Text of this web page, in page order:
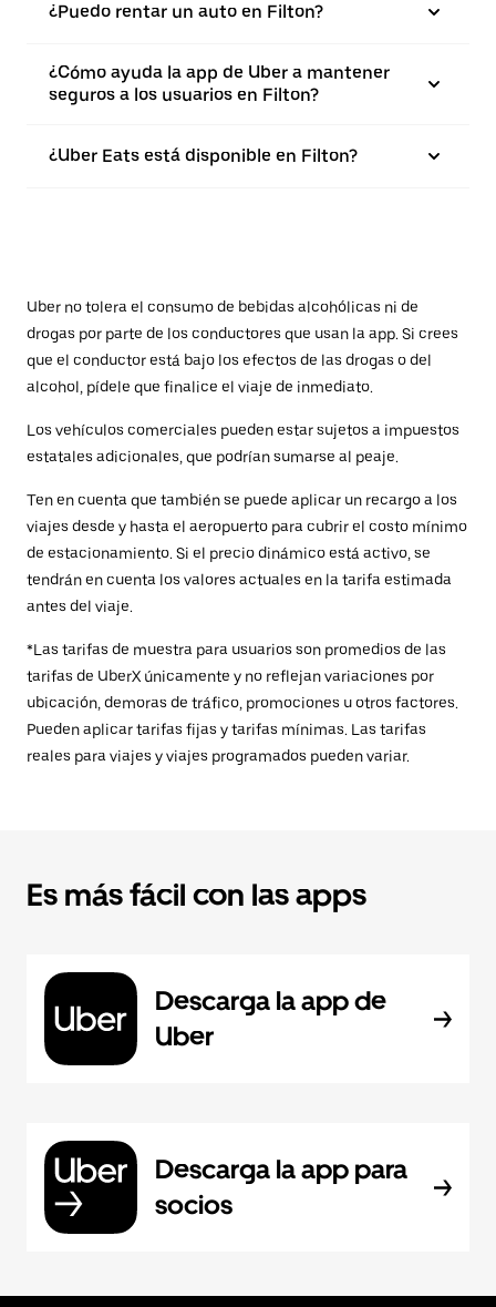
¿Puedo rentar un auto en Filton?
¿Cómo ayuda la app de Uber a mantener
seguros a los usuarios en Filton?
¿Uber Eats está disponible en Filton?
Uber no tolera el consumo de bebidas alcohólicas ni de
drogas por parte de los conductores que usan la app. Si crees
que el conductor está bajo los efectos de las drogas o del
alcohol, pídele que finalice el viaje de inmediato.
Los vehículos comerciales pueden estar sujetos a impuestos
estatales adicionales, que podrían sumarse al peaje.
Ten en cuenta que también se puede aplicar un recargo a los
viajes desde y hasta el aeropuerto para cubrir el costo mínimo
de estacionamiento. Si el precio dinámico está activo, se
tendrán en cuenta los valores actuales en la tarifa estimada
antes del viaje.
*Las tarifas de muestra para usuarios son promedios de las
tarifas de UberX únicamente y no reflejan variaciones por
ubicación, demoras de tráfico, promociones u otros factores.
Pueden aplicar tarifas fijas y tarifas mínimas. Las tarifas
reales para viajes y viajes programados pueden variar.
Es más fácil con las apps
Descarga la app de
Uber
Descarga la app para
socios